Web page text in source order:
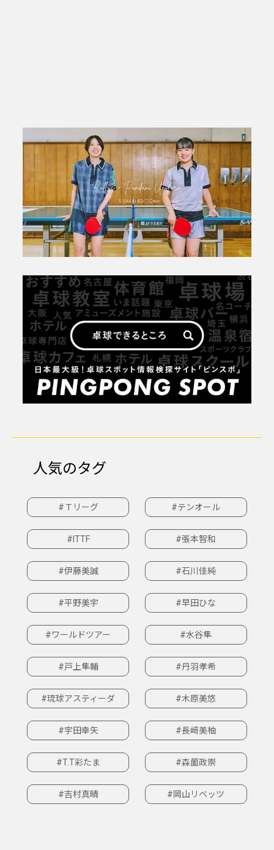
人気のタグ
#Ｔリーグ #テンオール
#ITTF #張本智和
#伊藤美誠 #石川佳純
#平野美宇 #早田ひな
#ワールドツアー #水谷隼
#戸上隼輔 #丹羽孝希
#琉球アスティーダ #木原美悠
#宇田幸矢 #長﨑美柚
#T.T彩たま #森薗政崇
#吉村真晴 #岡山リベッツ